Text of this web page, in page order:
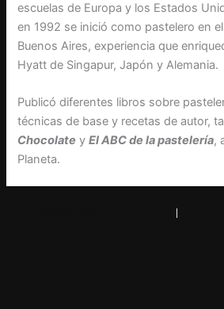
escuelas de Europa y los Estados
en 1992 se inició como pastelero en
Buenos Aires, experiencia que
Hyatt de Singapur, Japón y Alemania.
Publicó diferentes libros sobre
técnicas de base y recetas de autor,
Chocolate yEl ABC de la pastelería,
Planeta.